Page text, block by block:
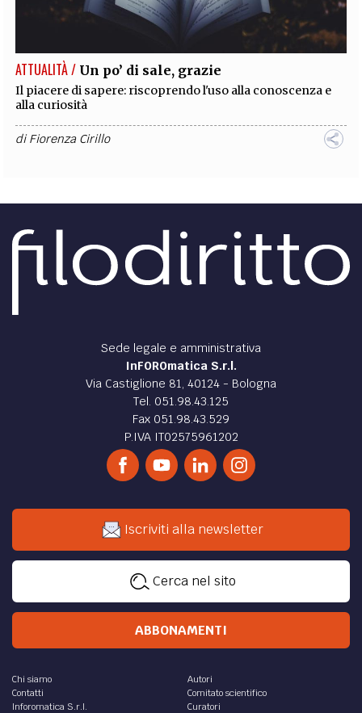
EXTRA
PUBBLICITÀ CONTATTI
SOCIAL MEDIA
ATTUALITÀ / Un po’ di sale, grazie
Il piacere di sapere: riscoprendo l'uso alla conoscenza e
alla curiosità
diFiorenza Cirillo
Sede legale e amministrativa
InFOROmatica S.r.l.
Via Castiglione 81, 40124 - Bologna
Tel. 051.98.43.125
Fax 051.98.43.529
P.IVA IT02575961202
Iscriviti alla newsletter
Cerca nel sito
ABBONAMENTI
Chi siamo
Contatti
Inforomatica S.r.l.
Autori
Comitato scientifico
Curatori